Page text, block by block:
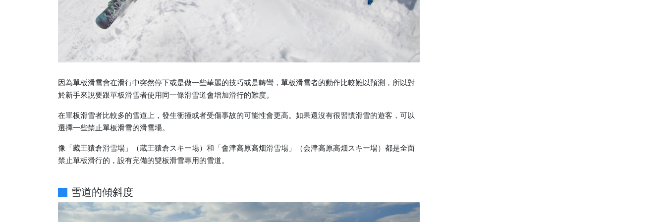
因為單板滑雪會在滑行中突然停下或是做一些華麗的技巧或是轉彎，單板滑雪者的動作比較難以預測，所以對
於新手來說要跟單板滑雪者使用同一條滑雪道會增加滑行的難度。
在單板滑雪者比較多的雪道上，發生衝撞或者受傷事故的可能性會更高。如果還沒有很習慣滑雪的遊客，可以
選擇一些禁止單板滑雪的滑雪場。
像「藏王猿倉滑雪場」（蔵王猿倉スキー場）和「會津高原高畑滑雪場」（会津高原高畑スキー場）都是全面
禁止單板滑行的，設有完備的雙板滑雪專用的雪道。
雪道的傾斜度